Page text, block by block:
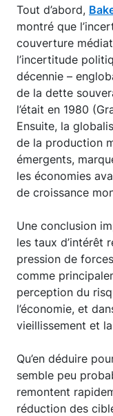
Tout d’abord,
montré que
couverture
l’incertitude
décennie –
de la dette
l’était en 1980
Ensuite, la
de la production
émergents,
les économies
de croissance
Une conclusion
les taux d’intérêt
pression de
comme
perception du
l’économie, et
vieillissement et
Qu’en déduire
semble peu
remontent
réduction des